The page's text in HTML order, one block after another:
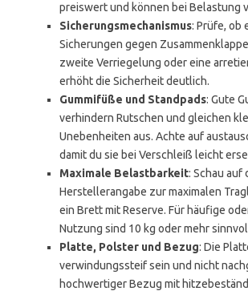
preiswert und können bei Belastung
Sicherungsmechanismus: Prüfe, ob
Sicherungen gegen
zweite Verriegelung oder eine
erhöht die Sicherheit deutlich.
Gummifüße und Standpads: Gute
verhindern Rutschen und gleichen
Unebenheiten aus. Achte auf
damit du sie bei Verschleiß leicht
Maximale Belastbarkeit: Schau auf
Herstellerangabe zur maximalen
ein Brett mit Reserve. Für häufige
Nutzung sind 10 kg oder mehr
Platte, Polster und Bezug: Die
verwindungssteif sein und nicht
hochwertiger Bezug mit